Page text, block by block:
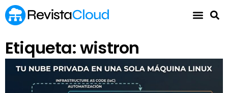
Etiqueta: wistron